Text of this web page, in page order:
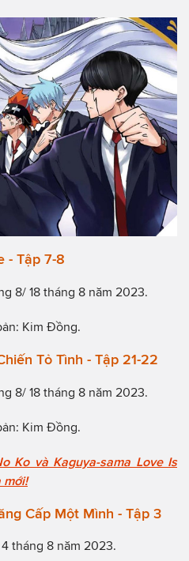
- Tập 7-8
8/ 18 tháng 8 năm 2023.
Kim Đồng.
Tỏ Tình - Tập 21-22
8/ 18 tháng 8 năm 2023.
Kim Đồng.
Ko và Kaguya-sama Love Is
mới!
Cấp Một Mình - Tập 3
tháng 8 năm 2023.